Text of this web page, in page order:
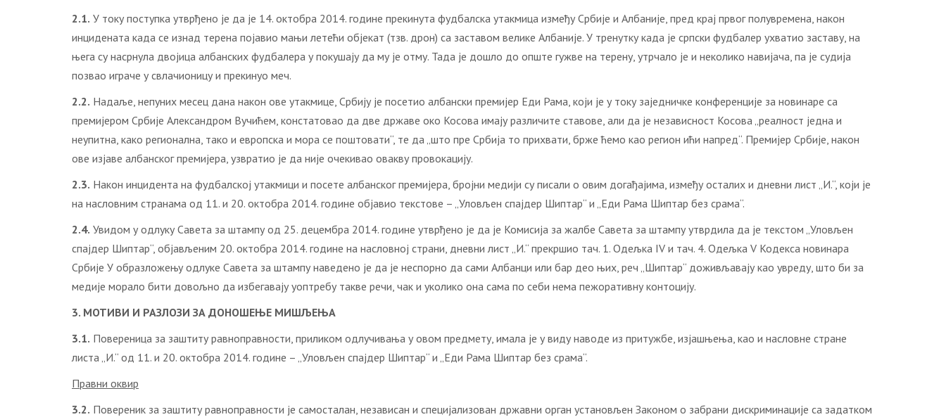
2.1. У току поступка утврђено је да је 14. октобра 2014. године прекинута фудбалска утакмица између Србије и Албаније, пред крај првог полувремена, након
инцидената када се изнад терена појавио мањи летећи објекат (тзв. дрон) са заставом велике Албаније. У тренутку када је српски фудбалер ухватио заставу, на
њега су насрнула двојица албанских фудбалера у покушају да му је отму. Тада је дошло до опште гужве на терену, утрчало је и неколико навијача, па је судија
позвао играче у свлачионицу и прекинуо меч.
2.2. Надаље, непуних месец дана након ове утакмице, Србију је посетио албански премијер Еди Рама, који је у току заједничке конференције за новинаре са
премијером Србије Александром Вучићем, констатовао да две државе око Косова имају различите ставове, али да је независност Косова „реалност једна и
неупитна, како регионална, тако и европска и мора се поштовати“, те да „што пре Србија то прихвати, брже ћемо као регион ићи напред“. Премијер Србије, након
ове изјаве албанског премијера, узвратио је да није очекивао овакву провокацију.
2.3. Након инцидента на фудбалској утакмици и посете албанског премијера, бројни медији су писали о овим догађајима, између осталих и дневни лист „И.“, који је
на насловним странама од 11. и 20. октобра 2014. године објавио текстове – „Уловљен спајдер Шиптар“ и „Еди Рама Шиптар без срама“.
2.4. Увидом у одлуку Савета за штампу од 25. децембра 2014. године утврђено је да је Комисија за жалбе Савета за штампу утврдила да је текстом „Уловљен
спајдер Шиптар“, објављеним 20. октобра 2014. године на насловној страни, дневни лист „И.“ прекршио тач. 1. Одељка IV и тач. 4. Одељка V Кодекса новинара
Србије У образложењу одлуке Савета за штампу наведено је да је неспорно да сами Албанци или бар део њих, реч „Шиптар“ доживљавају као увреду, што би за
медије морало бити довољно да избегавају уоптребу такве речи, чак и уколико она сама по себи нема пежоративну контоцију.
3. МОТИВИ И РАЗЛОЗИ ЗА ДОНОШЕЊЕ МИШЉЕЊА
3.1. Повереница за заштиту равноправности, приликом одлучивања у овом предмету, имала је у виду наводе из притужбе, изјашњења, као и насловне стране
листа „И.“ од 11. и 20. октобра 2014. године – „Уловљен спајдер Шиптар“ и „Еди Рама Шиптар без срама“.
Правни оквир
3.2. Повереник за заштиту равноправности је самосталан, независан и специјализован државни орган установљен Законом о забрани дискриминације са задатком